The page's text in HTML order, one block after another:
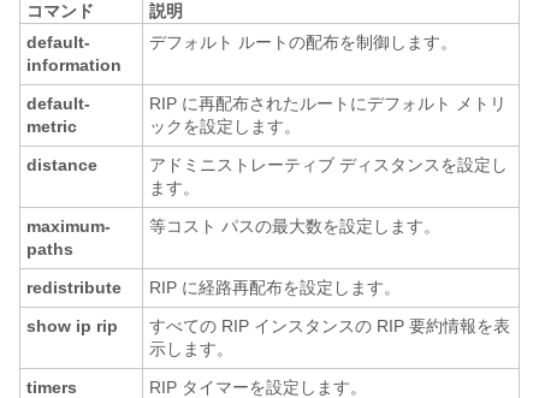
コマンド
説明
default-
information
デフォルト ルートの配布を制御します。
default-
metric
RIP に再配布されたルートにデフォルト メトリ
ックを設定します。
distance
アドミニストレーティブ ディスタンスを設定し
ます。
maximum-
paths
等コスト パスの最大数を設定します。
redistribute
RIP に経路再配布を設定します。
show ip rip
すべての RIP インスタンスの RIP 要約情報を表
示します。
timers
RIP タイマーを設定します。